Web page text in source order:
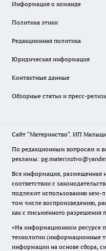
Информация о команде
Политика этики
Редакционная политика
Юридическая информация
Контактные данные
Обзорные статьи и пресс-
Сайт "Материнство". ИП
По редакционным вопросам и
рекламы:
Вся информация, размещенная
соответствии с
подлежит использованию кем-
том числе воспроизведению,
как с письменного разрешения
«На информационном ресурсе
технологии (информационные
информации на основе сбора,